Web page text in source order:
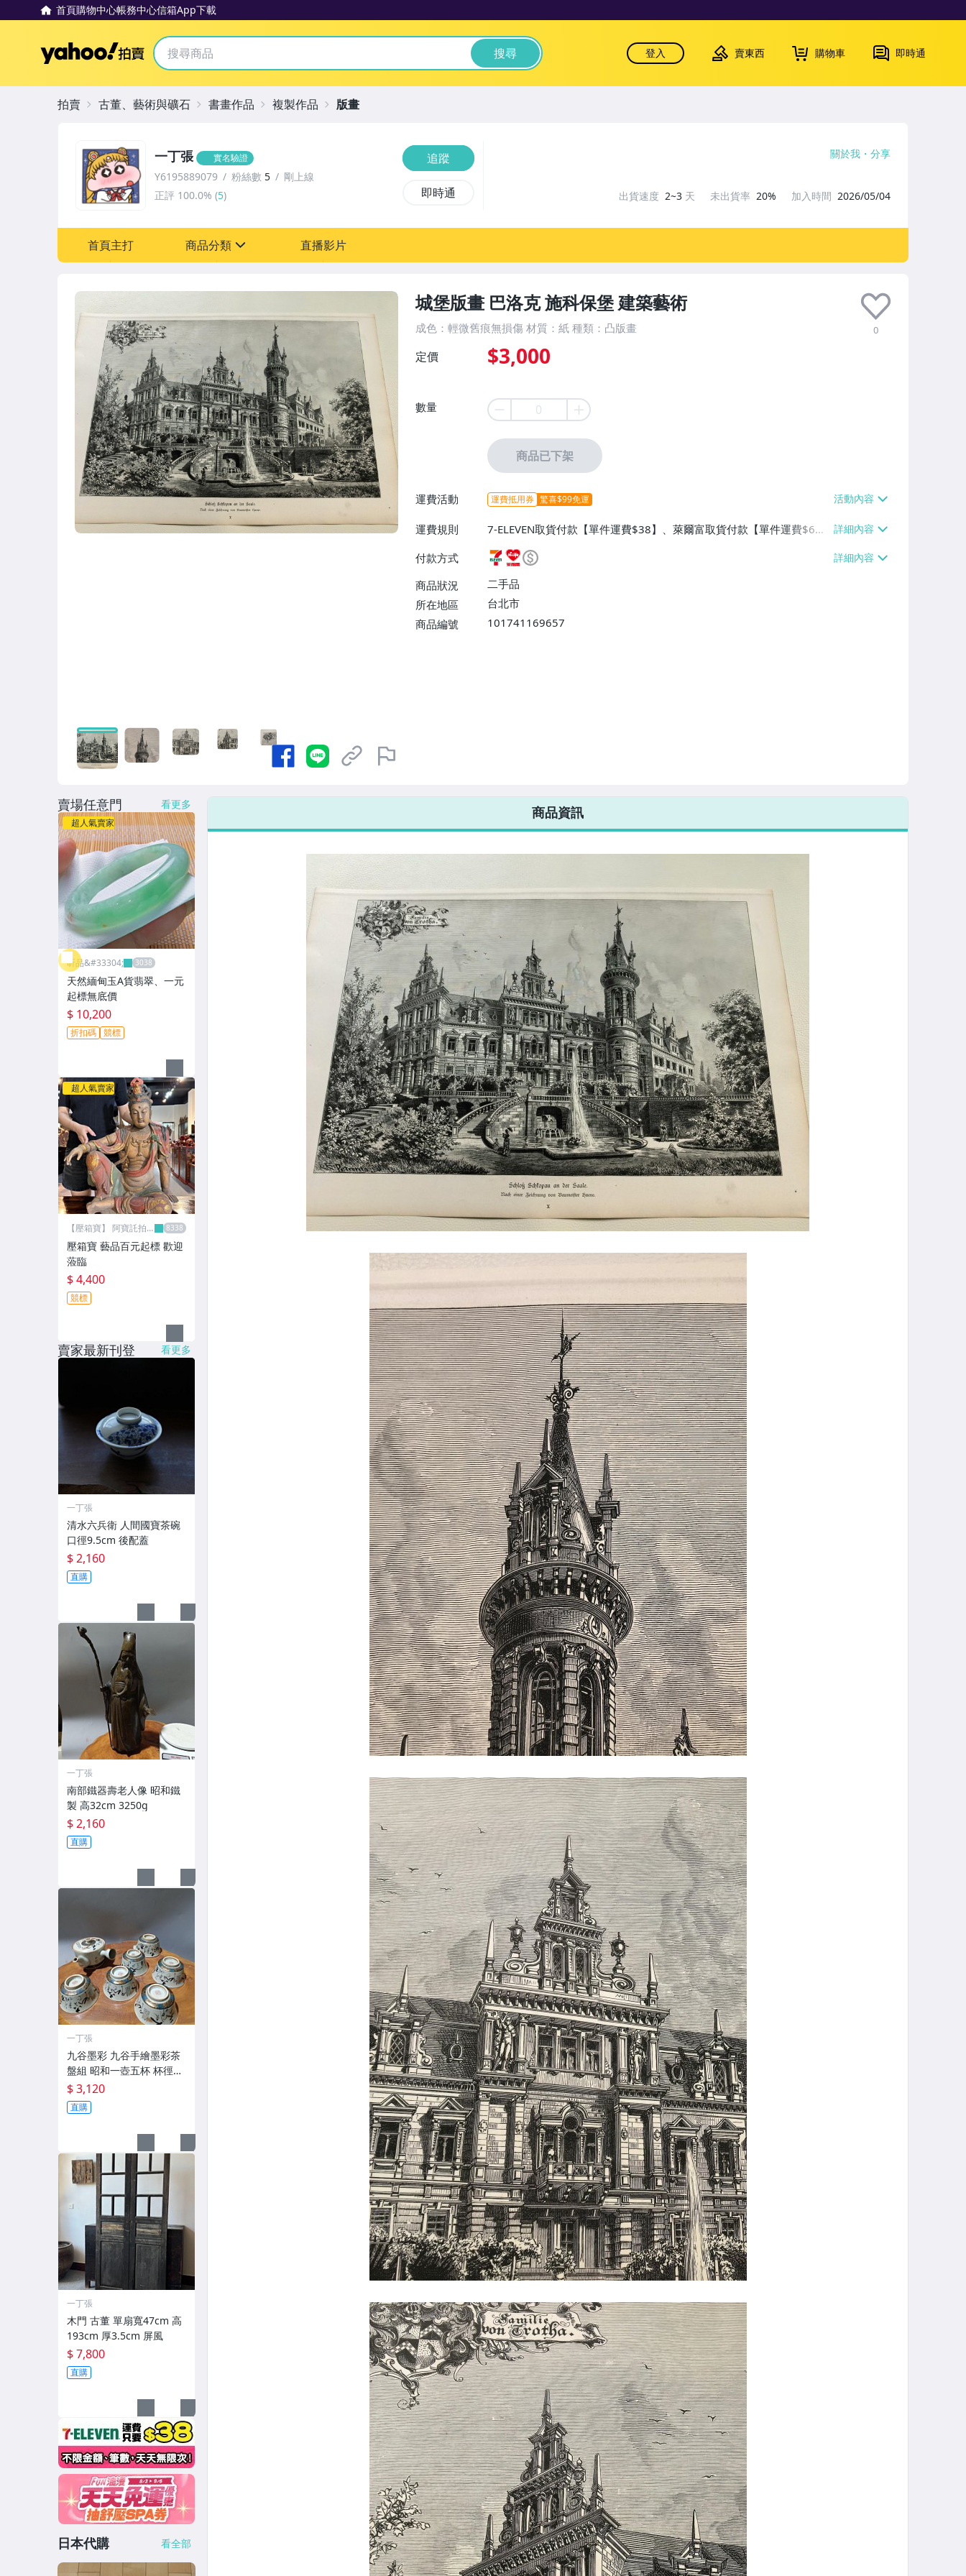
首頁購物中心帳務中心信箱App下載
Yahoo拍賣 搜尋 登入 賣東西 購物車 即時通
城堡版畫 巴洛克 施科保堡 建築藝術
0
成色：輕微舊痕無損傷 材質：紙 種類：凸版畫
定價 $3,000
數量
商品已下架
運費活動 運費抵用券 驚喜$99免運
運費規則
7-ELEVEN取貨付款【單件運費$38】、萊爾富取貨付款【單件運費$6
0】、宅配/貨運【免運費】
付款方式
商品狀況
二手品
所在地區
台北市
商品編號
101741169657
一丁張 實名驗證
Y6195889079 粉絲數 5
剛上線
正評 100.0% (5)
追蹤
即時通
關於我 分享
出貨速度 2~3 天 未出貨率 20% 加入時間 2026/05/04
首頁主打 商品分類
圖書/影音/文具
古董、藝術與礦石
居家、家具與園藝
玩具、模型與公仔
偶像、球員卡與郵幣
男性精品與服飾
直播影片
拍賣 古董、藝術與礦石 書畫作品 複製作品 版畫
商品資訊
賣場任意門 看更多
超人氣賣家
昕品&#33304;
天然緬甸玉A貨翡翠、一元
起標無底價
$ 10,200
折扣碼 競標
超人氣賣家
【壓箱寶】 阿寶託拍
壓箱寶 藝品百元起標 歡迎
蒞臨
$ 4,400
競標
賣家最新刊登 看更多
一丁張
清水六兵衛 人間國寶茶碗
口徑9.5cm 後配蓋
$ 2,160
直購
一丁張
南部鐵器壽老人像 昭和鐵
製 高32cm 3250g
$ 2,160
直購
一丁張
九谷墨彩 九谷手繪墨彩茶
盤組 昭和一壺五杯 杯徑8c
m
$ 3,120
直購
一丁張
木門 古董 單扇寬47cm 高
193cm 厚3.5cm 屏風
$ 7,800
直購
日本代購 看全部